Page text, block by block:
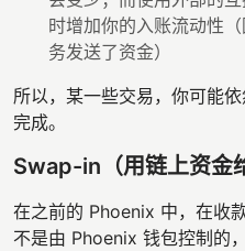
时增加你的入账流动性
务发送了资金）
所以，某一些交易，你可能
完成。
Swap-in（用链上资金
在之前的 Phoenix 中，在收
不是由 Phoenix 钱包控制的